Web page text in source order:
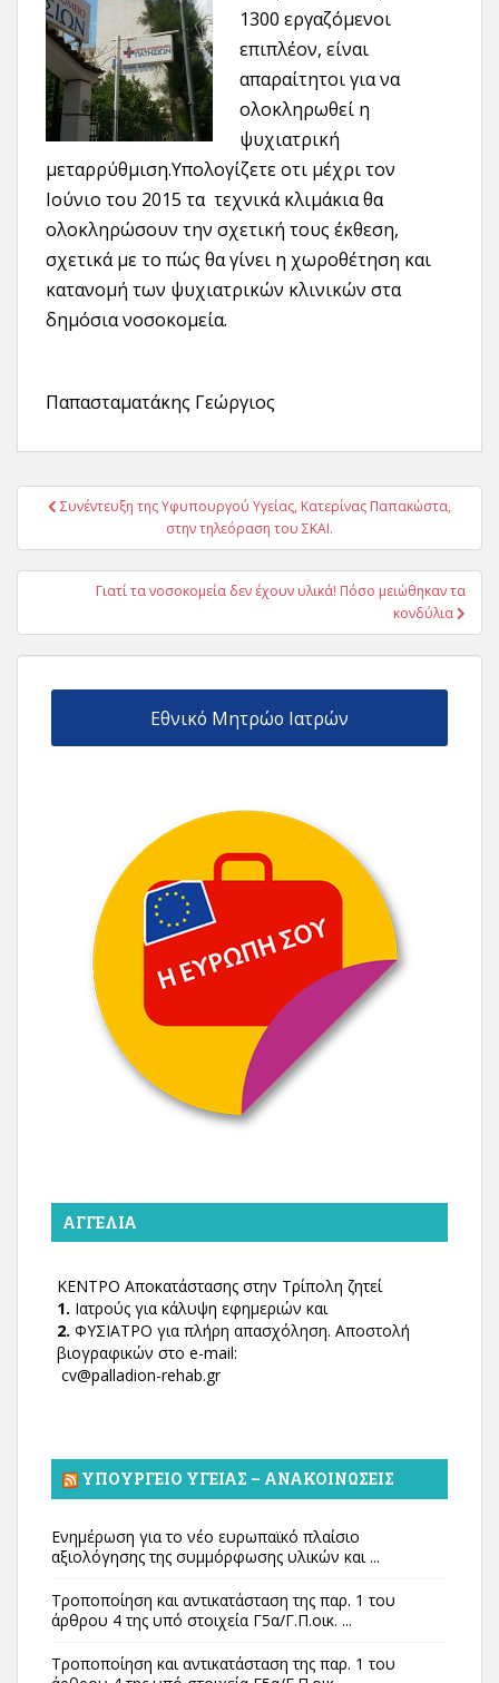
1300 εργαζόμενοι
επιπλέον, είναι
απαραίτητοι για να
ολοκληρωθεί η
ψυχιατρική
μεταρρύθμιση.Υπολογίζετε οτι μέχρι τον
Ιούνιο του 2015 τα τεχνικά κλιμάκια θα
ολοκληρώσουν την σχετική τους έκθεση,
σχετικά με το πώς θα γίνει η χωροθέτηση και
κατανομή των ψυχιατρικών κλινικών στα
δημόσια νοσοκομεία.
Παπασταματάκης Γεώργιος
Πλοήγηση
Συνέντευξη της Υφυπουργού Υγείας, Κατερίνας Παπακώστα,
στην τηλεόραση του ΣΚΑΙ.
Γιατί τα νοσοκομεία δεν έχουν υλικά! Πόσο μειώθηκαν τα
κονδύλια
Εθνικό Μητρώο Ιατρών
ΑΓΓΕΛΊΑ
ΚΕΝΤΡΟ Αποκατάστασης στην Τρίπολη ζητεί
1. Ιατρούς για κάλυψη εφημεριών και
2. ΦΥΣΙΑΤΡΟ για πλήρη απασχόληση. Αποστολή
βιογραφικών στο e-mail:
cv@palladion-rehab.gr
ΥΠΟΥΡΓΕΊΟ ΥΓΕΊΑΣ – ΑΝΑΚΟΙΝΏΣΕΙΣ
Ενημέρωση για το νέο ευρωπαϊκό πλαίσιο
αξιολόγησης της συμμόρφωσης υλικών και ...
Τροποποίηση και αντικατάσταση της παρ. 1 του
άρθρου 4 της υπό στοιχεία Γ5α/Γ.Π.οικ. ...
Τροποποίηση και αντικατάσταση της παρ. 1 του